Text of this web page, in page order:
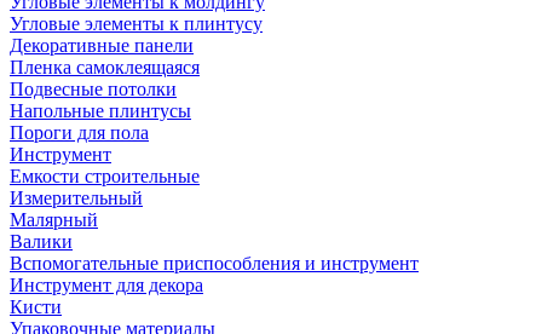
Угловые элементы к плинтусу
Декоративные панели
Пленка самоклеящаяся
Подвесные потолки
Напольные плинтусы
Пороги для пола
Инструмент
Емкости строительные
Измерительный
Малярный
Валики
Вспомогательные приспособления и инструмент
Инструмент для декора
Кисти
Упаковочные материалы